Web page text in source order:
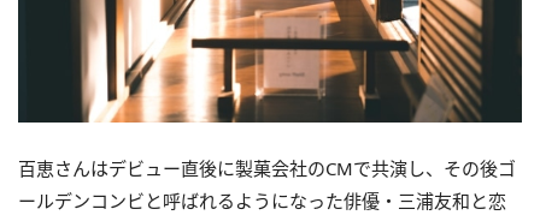
百恵さんはデビュー直後に製菓会社のCMで共演し、その後ゴ
ールデンコンビと呼ばれるようになった俳優・三浦友和と恋